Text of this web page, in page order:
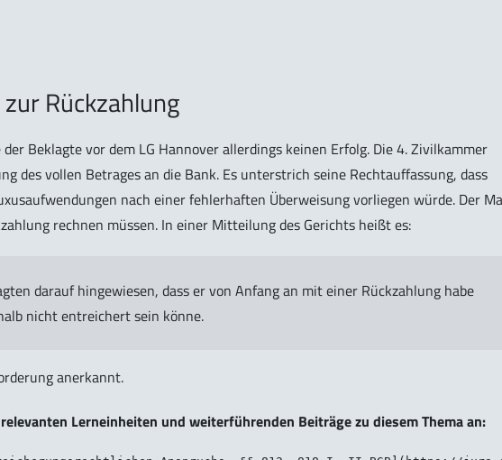
Rückzahlung
Beklagte vor dem LG Hannover allerdings keinen Erfolg. Die 4. Zivilkammer
des vollen Betrages an die Bank. Es unterstrich seine Rechtauffassung, dass
nach einer fehlerhaften Überweisung vorliegen würde. Der
rechnen müssen. In einer Mitteilung des Gerichts heißt es:
darauf hingewiesen, dass er von Anfang an mit einer Rückzahlung habe
nicht entreichert sein könne.
anerkannt.
Lerneinheiten und weiterführenden Beiträge zu diesem Thema an: